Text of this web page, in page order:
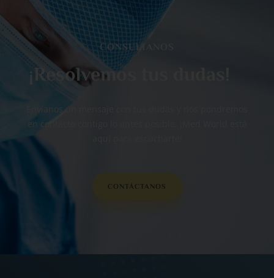
CONSULTANOS
¡Resolvemos tus dudas!
Envíanos un mensaje con tus dudas y nos pondremos
en contacto contigo lo antes posible. ¡Med World está
CONTÁCTANOS